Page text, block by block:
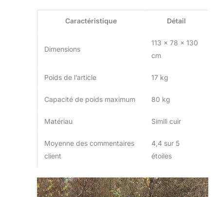
Caractéristique Détail
Dimensions
113 x 78 x 130
cm
Poids de l’article 17 kg
Capacité de poids maximum 80 kg
Matériau Simili cuir
Moyenne des commentaires
client
4,4 sur 5
étoiles